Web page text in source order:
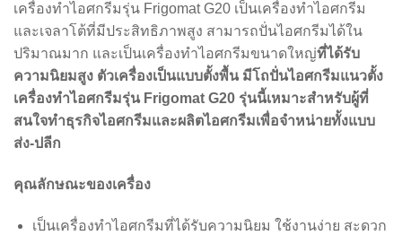
เครื่องทำไอศกรีมรุ่น Frigomat G20 เป็นเครื่องทำไอศกรีม
และเจลาโต้ที่มีประสิทธิภาพสูง สามารถปั่นไอศกรีมได้ใน
ปริมาณมาก และเป็นเครื่องทำไอศกรีมขนาดใหญ่ที่ได้รับ
ความนิยมสูง ตัวเครื่องเป็นแบบตั้งพื้น มีโถปั่นไอศกรีมแนวตั้ง
เครื่องทำไอศกรีมรุ่น Frigomat G20 รุ่นนี้เหมาะสำหรับผู้ที่
สนใจทำธุรกิจไอศกรีมและผลิตไอศกรีมเพื่อจำหน่ายทั้งแบบ
ส่ง-ปลีก
คุณลักษณะของเครื่อง
เป็นเครื่องทำไอศกรีมที่ได้รับความนิยม ใช้งานง่าย สะดวก